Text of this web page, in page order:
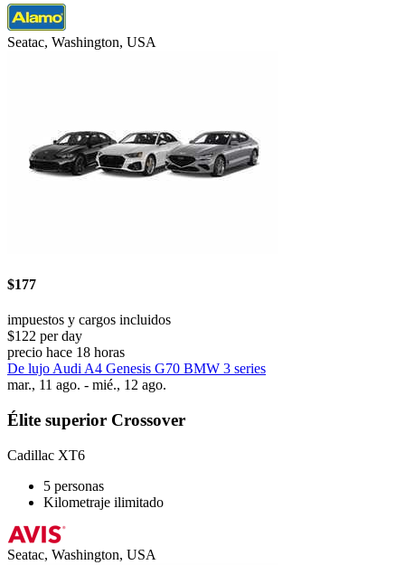
Seatac, Washington, USA
$177
impuestos y cargos incluidos
$122 per day
precio hace 18 horas
De lujo Audi A4 Genesis G70 BMW 3 series
mar., 11 ago. - mié., 12 ago.
Élite superior Crossover
Cadillac XT6
5 personas
Kilometraje ilimitado
Seatac, Washington, USA